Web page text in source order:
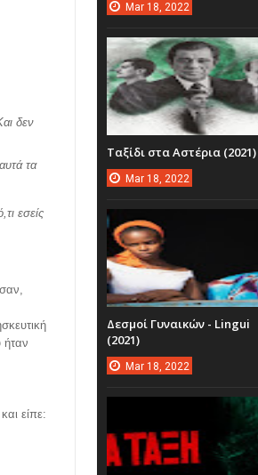
δεν
τα
εσείς
και είπε:
Mar 18, 2022
Ταξίδι στα Αστέρια (2021)
Mar 18, 2022
Δεσμοί Γυναικών - Lingui
(2021)
Mar 18, 2022